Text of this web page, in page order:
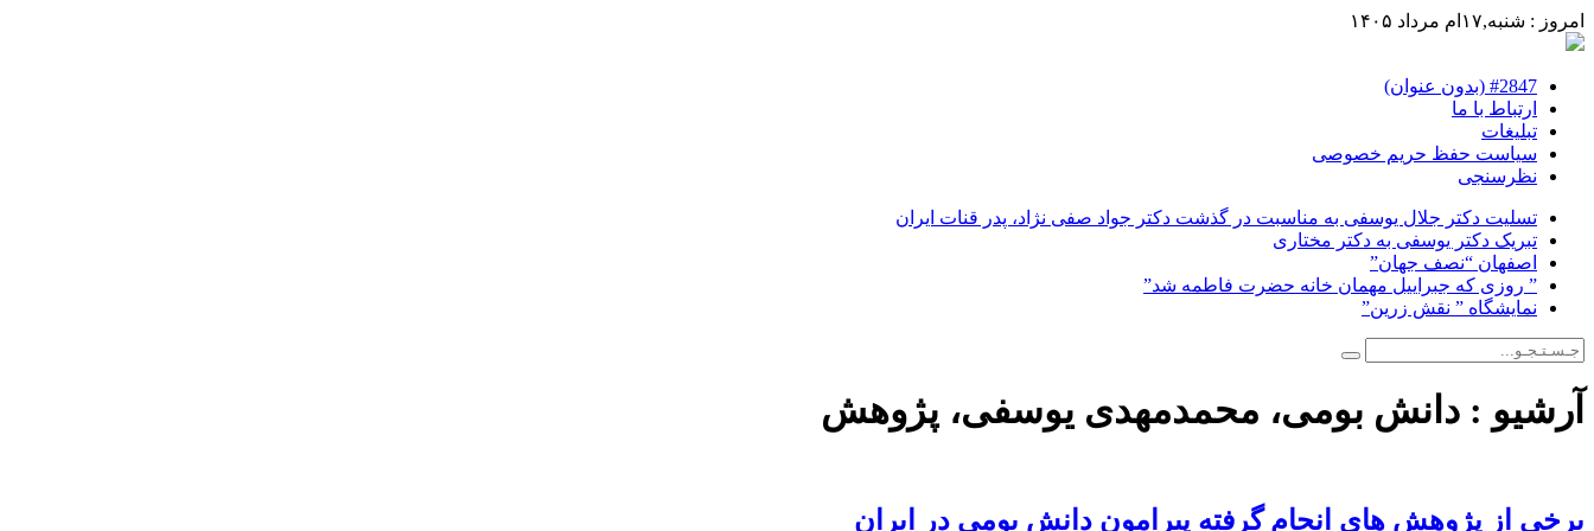
امروز : شنبه,۱۷ام مرداد ۱۴۰۵
#2847 (بدون عنوان)
ارتباط با ما
تبلیغات
سیاست حفظ حریم خصوصی
نظرسنجی
تسلیت دکتر جلال یوسفی به مناسبت در گذشت دکتر جواد صفی نژاد، پدر قنات ایران
تبریک دکتر یوسفی به دکتر مختاری
اصفهان “نصف جهان”
” روزی که جبراییل مهمان خانه حضرت فاطمه شد”
نمایشگاه ” نقش زرین”
آرشیو : دانش بومی، محمدمهدی یوسفی، پژوهش
برخی از پژوهش های انجام گرفته پیرامون دانش بومی در ایران